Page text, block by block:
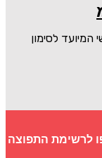
שימושי המיועד לסימון
לרשימת התפוצה